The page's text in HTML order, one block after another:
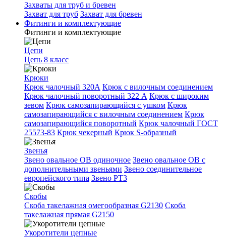
Захваты для труб и бревен
Захват для труб Захват для бревен
Фитинги и комплектующие
Фитинги и комплектующие
Цепи
Цепь 8 класс
Крюки
Крюк чалочный 320А Крюк с вилочным соединением
Крюк чалочный поворотный 322 А Крюк с широким
зевом Крюк самозапирающийся с ушком Крюк
самозапирающийся с вилочным соединением Крюк
самозапирающийся поворотный Крюк чалочный ГОСТ
25573-83 Крюк чекерный Крюк S-образный
Звенья
Звено овальное OB одиночное Звено овальное ОВ с
дополнительными звеньями Звено соединительное
европейского типа Звено РТ3
Скобы
Скоба такелажная омегообразная G2130 Скоба
такелажная прямая G2150
Укоротители цепные